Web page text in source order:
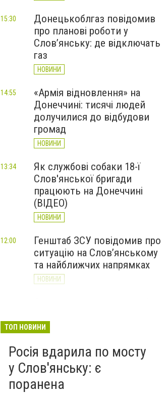
Донецькоблгаз повідомив
про планові роботи у
Слов’янську: де відключать
газ
НОВИНИ
15:30
«Армія відновлення» на
Донеччині: тисячі людей
долучилися до відбудови
громад
НОВИНИ
14:55
Як службові собаки 18-ї
Слов'янської бригади
працюють на Донеччині
(ВІДЕО)
НОВИНИ
13:34
Генштаб ЗСУ повідомив про
ситуацію на Слов’янському
та найближчих напрямках
НОВИНИ
12:00
великої війни: 7 серпня
ТОП НОВИНИ
Росія вдарила по мосту
у Слов'янську: є
поранена